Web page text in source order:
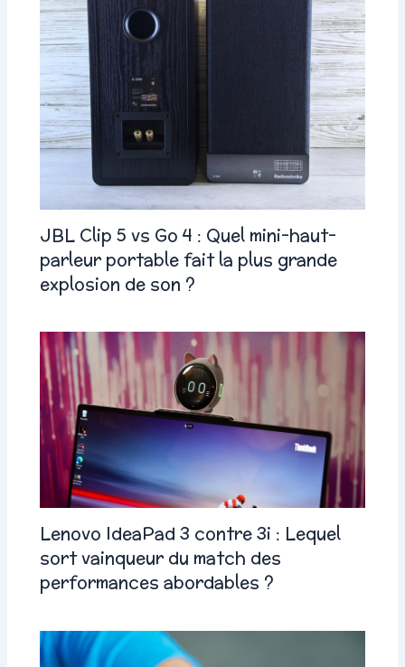
JBL Clip 5 vs Go 4 : Quel mini-haut-
parleur portable fait la plus grande
explosion de son ?
Lenovo IdeaPad 3 contre 3i : Lequel
sort vainqueur du match des
performances abordables ?